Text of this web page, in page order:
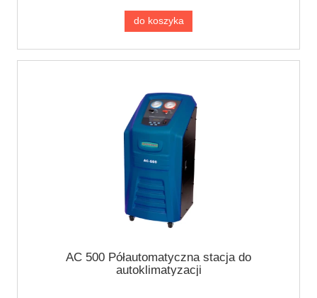
do koszyka
AC 500 Półautomatyczna stacja do
autoklimatyzacji